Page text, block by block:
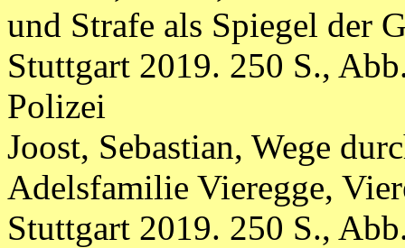
und Strafe als Spiegel der
Stuttgart 2019. 250 S.,
Polizei
Joost, Sebastian, Wege
Adelsfamilie Vieregge,
Stuttgart 2019. 250 S.,